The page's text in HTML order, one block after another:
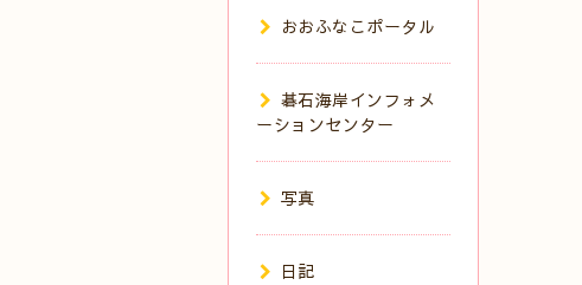
おおふなこポータル
碁石海岸インフォメ
ーションセンター
写真
日記